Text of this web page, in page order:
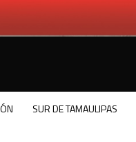
SUR DE TAMAULIPAS